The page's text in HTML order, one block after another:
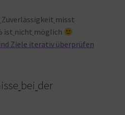
Zuverlässigkeit misst
ist nicht möglich
Ziele iterativ überprüfen
bei der